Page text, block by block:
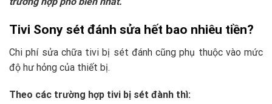
Tivi Sony sét đánh sửa hết bao nhiêu tiền?
Chi phí sửa chữa tivi bị sét đánh cũng phụ thuộc vào mức
độ hư hỏng của thiết bị.
Theo các trường hợp tivi bị sét đành thì: